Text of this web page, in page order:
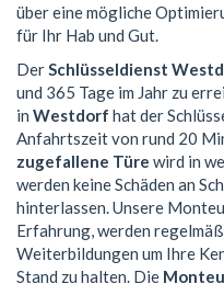
über eine mögliche
für Ihr Hab und Gut.
DerSchlüsseldienst
und 365 Tage im Jahr zu
in Westdorf hat der
Anfahrtszeit von rund 20
zugefallene Türe wird in
werden keine Schäden an
hinterlassen. Unsere
Erfahrung, werden
Weiterbildungen um Ihre
Stand zu halten. Die